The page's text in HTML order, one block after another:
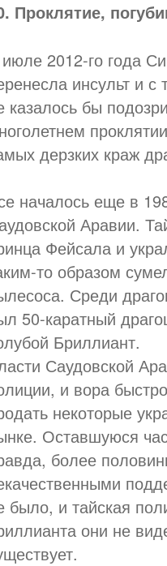
Проклятие,
2012-го года
инсульт и
казалось бы
дерзких краж
началось еще в
Аравии.
Фейсала и
то образом
Среди
50-каратный
Бриллиант.
Саудовской
и вора
некоторые
Оставшуюся
более
было, и тайская
они не